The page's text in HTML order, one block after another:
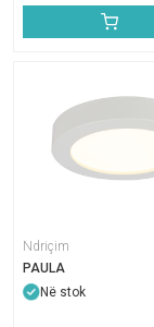
Ndriçim
PAULA
Në stok